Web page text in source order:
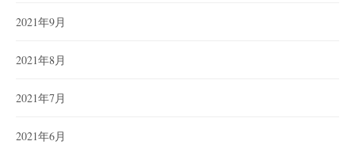
2021年9月
2021年8月
2021年7月
2021年6月